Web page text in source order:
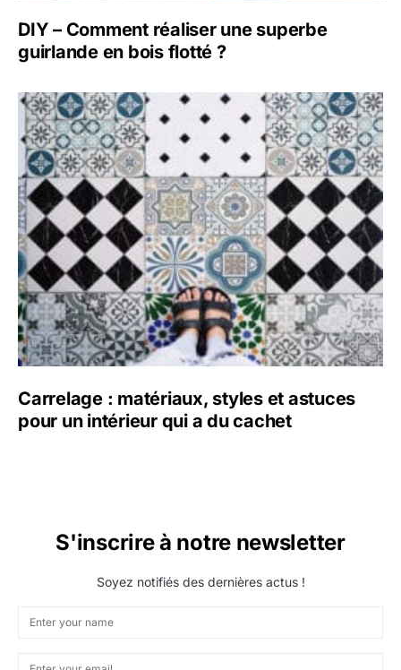
DIY – Comment réaliser une superbe
guirlande en bois flotté ?
Carrelage : matériaux, styles et astuces
pour un intérieur qui a du cachet
S'inscrire à notre newsletter
Soyez notifiés des dernières actus !